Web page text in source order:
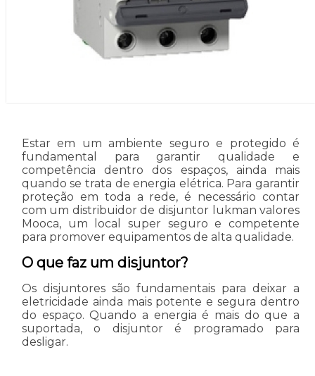
Estar em um ambiente seguro e protegido é
fundamental para garantir qualidade e
competência dentro dos espaços, ainda mais
quando se trata de energia elétrica. Para garantir
proteção em toda a rede, é necessário contar
com um distribuidor de disjuntor lukman valores
Mooca, um local super seguro e competente
para promover equipamentos de alta qualidade.
O que faz um disjuntor?
Os disjuntores são fundamentais para deixar a
eletricidade ainda mais potente e segura dentro
do espaço. Quando a energia é mais do que a
suportada, o disjuntor é programado para
desligar.